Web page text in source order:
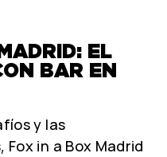
EL
BAR EN
y las
in a Box Madrid